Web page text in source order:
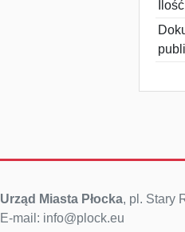
Urząd Miasta Płocka, pl. Stary
E-mail: info@plock.eu